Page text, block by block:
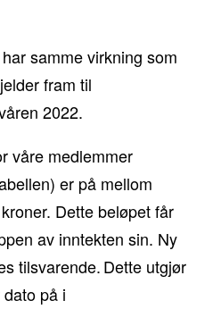
samme virkning som
fram til
2022.
våre medlemmer
er på mellom
Dette beløpet får
av inntekten sin. Ny
tilsvarende. Dette utgjør
på i